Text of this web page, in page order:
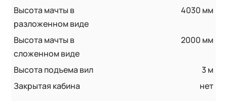
Высота мачты в
разложенном виде
4030 мм
Высота мачты в
сложенном виде
2000 мм
Высота подъема вил
3 м
Закрытая кабина
нет